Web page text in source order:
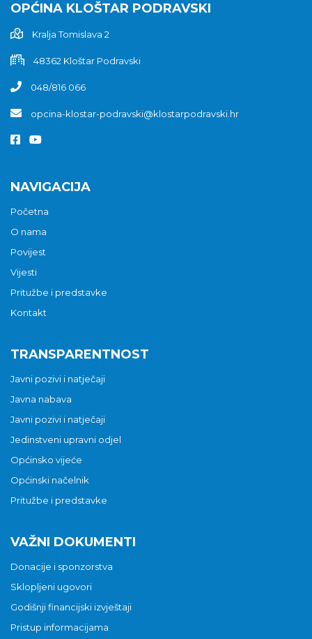
OPĆINA KLOŠTAR PODRAVSKI
Kralja Tomislava 2
48362 Kloštar Podravski
048/816 066
opcina-klostar-podravski@klostarpodravski.hr
NAVIGACIJA
Početna
O nama
Povijest
Vijesti
Pritužbe i predstavke
Kontakt
TRANSPARENTNOST
Javni pozivi i natječaji
Javna nabava
Javni pozivi i natječaji
Jedinstveni upravni odjel
Općinsko vijeće
Općinski načelnik
Pritužbe i predstavke
VAŽNI DOKUMENTI
Donacije i sponzorstva
Sklopljeni ugovori
Godišnji financijski izvještaji
Pristup informacijama